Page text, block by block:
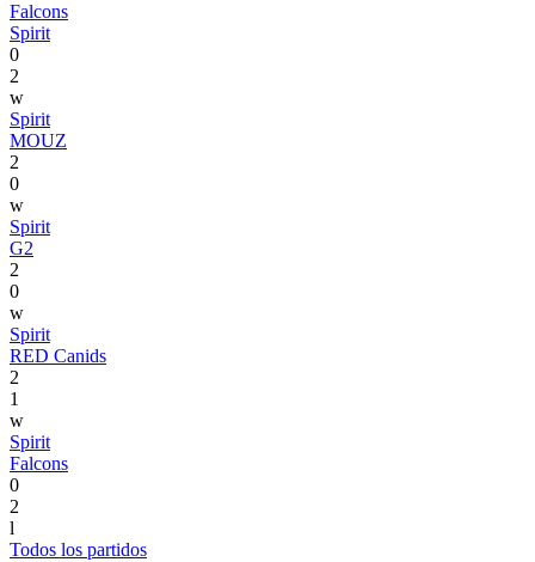
Falcons
Spirit
0
2
w
Spirit
MOUZ
2
0
w
Spirit
G2
2
0
w
Spirit
RED Canids
2
1
w
Spirit
Falcons
0
2
l
Todos los partidos